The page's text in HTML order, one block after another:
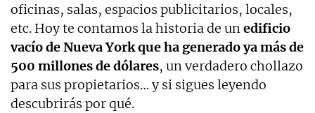
oficinas, salas, espacios publicitarios, locales,
etc. Hoy te contamos la historia de unedificio
vacío de Nueva York que ha generado ya más de
500 millones de dólares, un verdadero chollazo
para sus propietarios… y si sigues leyendo
descubrirás por qué.